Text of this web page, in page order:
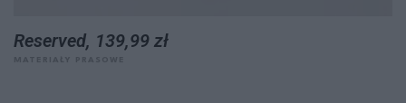
Reserved, 139,99 zł